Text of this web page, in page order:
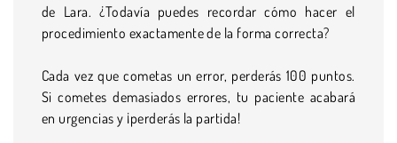
de Lara. ¿Todavía puedes recordar cómo hacer el
procedimiento exactamente de la forma correcta?
Cada vez que cometas un error, perderás 100 puntos.
Si cometes demasiados errores, tu paciente acabará
en urgencias y ¡perderás la partida!